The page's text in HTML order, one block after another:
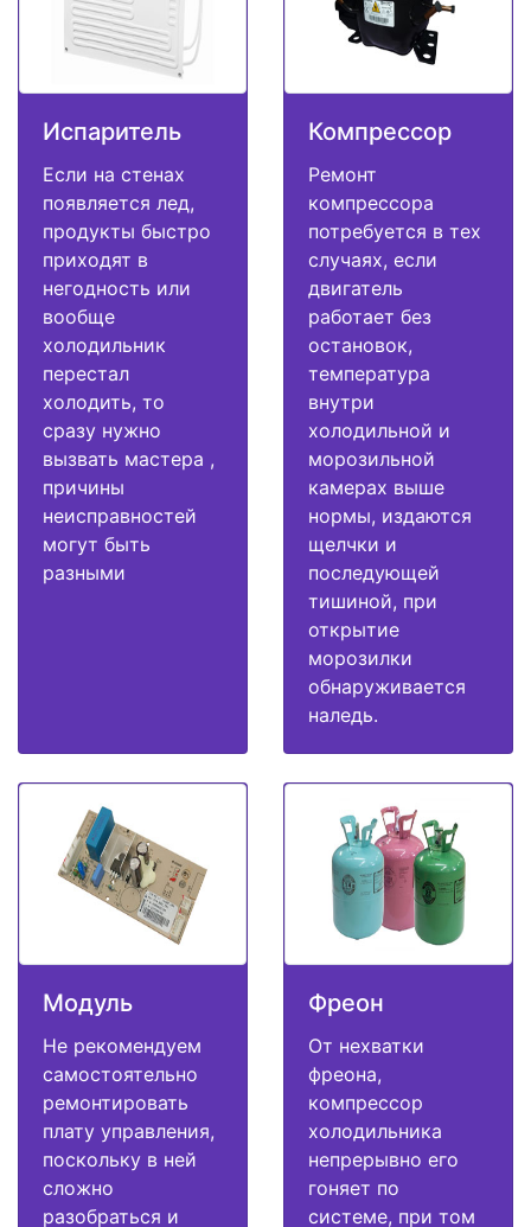
Испаритель
Если на стенах
появляется лед,
продукты быстро
приходят в
негодность или
вообще
холодильник
перестал
холодить, то
сразу нужно
вызвать мастера ,
причины
неисправностей
могут быть
разными
Компрессор
Ремонт
компрессора
потребуется в тех
случаях, если
двигатель
работает без
остановок,
температура
внутри
холодильной и
морозильной
камерах выше
нормы, издаются
щелчки и
последующей
тишиной, при
открытие
морозилки
обнаруживается
наледь.
Модуль
Не рекомендуем
самостоятельно
ремонтировать
плату управления,
поскольку в ней
сложно
разобраться и
Фреон
От нехватки
фреона,
компрессор
холодильника
непрерывно его
гоняет по
системе, при том